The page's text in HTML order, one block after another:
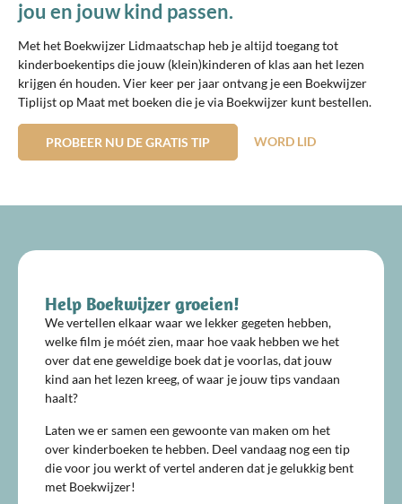
jou en jouw kind passen.
Met het Boekwijzer Lidmaatschap heb je altijd toegang tot
kinderboekentips die jouw (klein)kinderen of klas aan het lezen
krijgen én houden. Vier keer per jaar ontvang je een Boekwijzer
Tiplijst op Maat met boeken die je via Boekwijzer kunt bestellen.
PROBEER NU DE GRATIS TIP WORD LID
Help Boekwijzer groeien!
We vertellen elkaar waar we lekker gegeten hebben,
welke film je móét zien, maar hoe vaak hebben we het
over dat ene geweldige boek dat je voorlas, dat jouw
kind aan het lezen kreeg, of waar je jouw tips vandaan
haalt?
Laten we er samen een gewoonte van maken om het
over kinderboeken te hebben. Deel vandaag nog een tip
die voor jou werkt of vertel anderen dat je gelukkig bent
met Boekwijzer!